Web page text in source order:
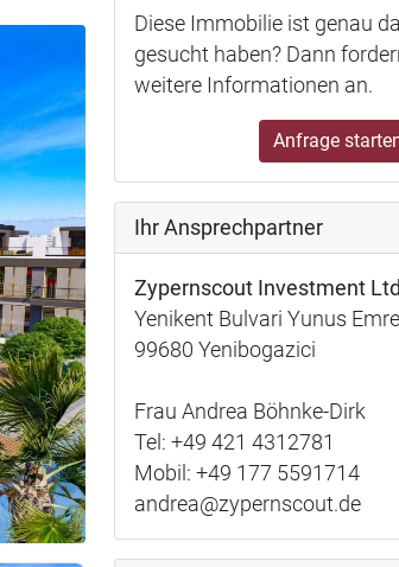
Diese Immobilie ist genau
gesucht haben? Dann
weitere Informationen an.
Anfrage
Ihr Ansprechpartner
Zypernscout Investment
Yenikent Bulvari Yunus
99680 Yenibogazici
Frau Andrea Böhnke-Dirk
Tel: +49 421 4312781
Mobil: +49 177 5591714
andrea@zypernscout.de